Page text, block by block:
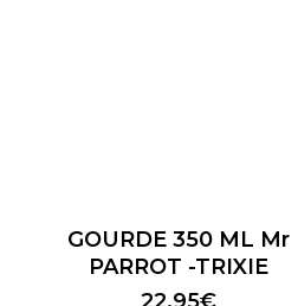
GOURDE 350 ML Mr
PARROT -TRIXIE